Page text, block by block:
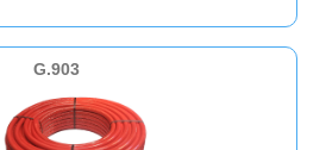
G.903